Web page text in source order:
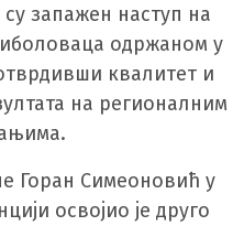
запажен наступ на
одржаном у
квалитет и
на регионалним
Горан Симеоновић у
освојио је друго